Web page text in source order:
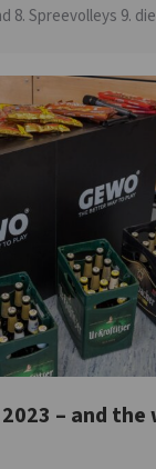
8. Spreevolleys 9.
– and